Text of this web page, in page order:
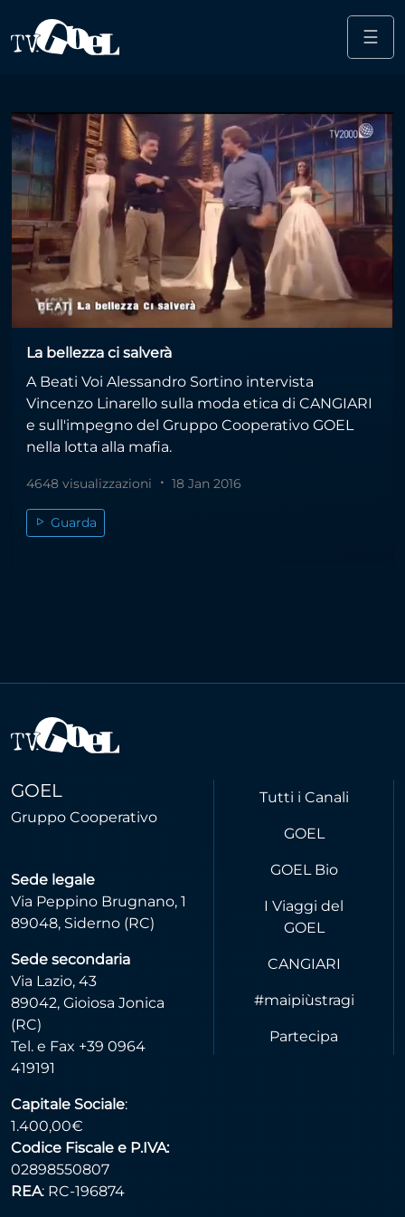
☰
tv2000
La bellezza ci salverà
A Beati Voi Alessandro Sortino intervista
Vincenzo Linarello sulla moda etica di CANGIARI
e sull'impegno del Gruppo Cooperativo GOEL
nella lotta alla mafia.
4648 visualizzazioni 18 Jan 2016
Guarda
GOEL
Gruppo Cooperativo
Sede legale
Via Peppino Brugnano, 1
89048, Siderno (RC)
Sede secondaria
Via Lazio, 43
89042, Gioiosa Jonica
(RC)
Tel. e Fax +39 0964
419191
Capitale Sociale:
1.400,00€
Codice Fiscale e P.IVA:
02898550807
REA: RC-196874
Tutti i Canali
GOEL
GOEL Bio
I Viaggi del
GOEL
CANGIARI
#maipiùstragi
Partecipa